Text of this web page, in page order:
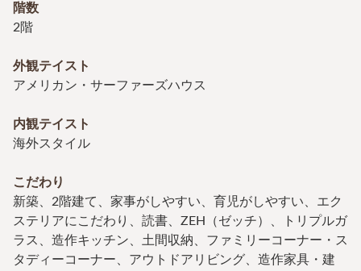
階数
2階
外観テイスト
アメリカン・サーファーズハウス
内観テイスト
海外スタイル
こだわり
新築、2階建て、家事がしやすい、育児がしやすい、エク
ステリアにこだわり、読書、ZEH（ゼッチ）、トリプルガ
ラス、造作キッチン、土間収納、ファミリーコーナー・ス
タディーコーナー、アウトドアリビング、造作家具・建